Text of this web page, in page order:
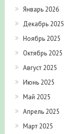
Январь 2026
Декабрь 2025
Ноябрь 2025
Октябрь 2025
Август 2025
Июнь 2025
Май 2025
Апрель 2025
Март 2025